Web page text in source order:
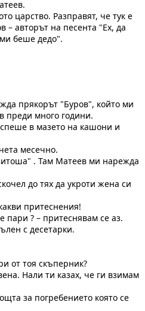
царство. Разправят, че тук е
– авторът на песента "Ех, да
ми беше дедо".
прякорът "Буров", който ми
преди много години.
в мазето на кашони и
месечно.
. Там Матеев ми нарежда
до тях да укроти жена си
притеснения!
? – притеснявам се аз.
с десетарки.
от тоя скъперник?
Нали ти казах, че ги взимам
за погребението която се